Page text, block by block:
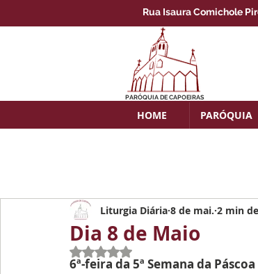
Rua Isaura Comichole
PARÓQUIA DE CAPOEIRAS
HOME PARÓQUIA
Dia 8 de Maio
Liturgia Diária 8 de mai. 2 min
Avaliado com NaN de 5 estrelas.
6ª-feira da 5ª Semana da Páscoa